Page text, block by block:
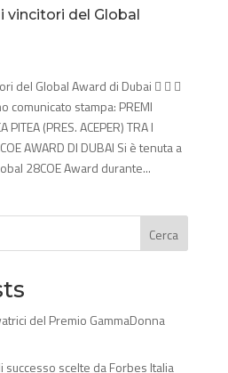
vincitori del Global
del Global Award di Dubai   
comunicato stampa: PREMI
PITEA (PRES. ACEPER) TRA I
AWARD DI DUBAI Si è tenuta a
28COE Award durante...
Cerca
del Premio GammaDonna
scelte da Forbes Italia